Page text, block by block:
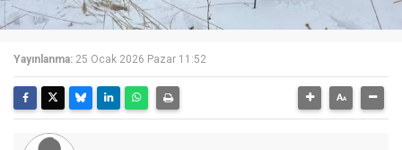
Yayınlanma: 25 Ocak 2026 Pazar 11:52